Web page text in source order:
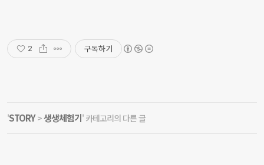
2 구독하기
'STORY>생생체험기' 카테고리의 다른 글